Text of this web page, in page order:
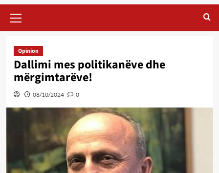
Menu
Opinion
Dallimi mes politikanëve dhe
mërgimtarëve!
08/10/2024 0